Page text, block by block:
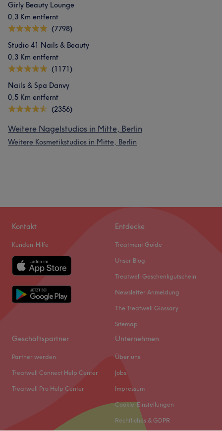
Was unsere Kunden über ADAM sagen
Freundlich Professionell Kompetent 8
Girly Beauty Lounge
0,3 Km entfernt
(7798)
Studio 41 Nails & Beauty
0,3 Km entfernt
(1171)
Nails & Spa Danvy
0,5 Km entfernt
(2356)
Weitere Nagelstudios in Mitte, Berlin
Weitere Kosmetikstudios in Mitte, Berlin
Kontakt
Kunden-Hilfe
Entdecke
Treatment Guide
Unser Blog
Treatwell Geschenkgutschein
Newsletter Anmeldung
The Treatwell Glossary
Sitemap
Geschäftspartner
Partner werden
Treatwell Connect Help Center
Treatwell Pro Help Center
Unternehmen
Über uns
Jobs
Impressum
Cookie-Einstellungen
Rechtliches & GDPR